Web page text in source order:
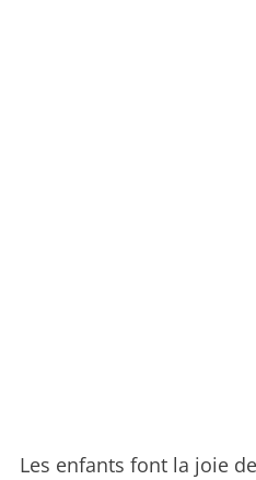
Les enfants font la joie